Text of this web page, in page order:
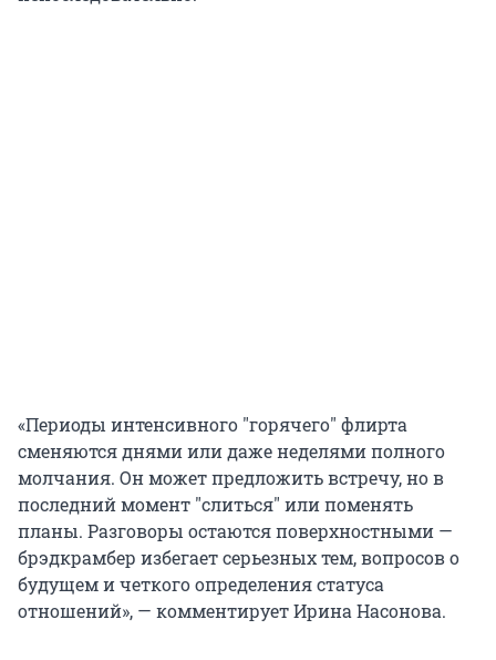
«Периоды интенсивного "горячего" флирта
сменяются днями или даже неделями полного
молчания. Он может предложить встречу, но в
последний момент "слиться" или поменять
планы. Разговоры остаются поверхностными —
брэдкрамбер избегает серьезных тем, вопросов о
будущем и четкого определения статуса
отношений», — комментирует Ирина Насонова.